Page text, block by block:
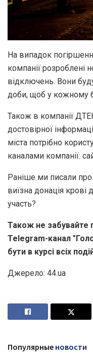
На випадок
компанії розроблені
відключень. Вони
доби, щоб у кожному
Також в компанії
достовірної
міста потрібно
каналами компанії:
Раніше ми писали
виїзна донація крові
участь?
Також не забувайте
Telegram-канал
бути в курсі всіх
Джерело: 44.ua
Популярные новости